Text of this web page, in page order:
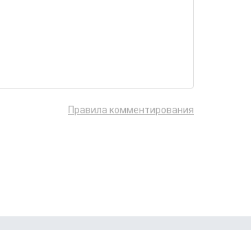
Правила комментирования